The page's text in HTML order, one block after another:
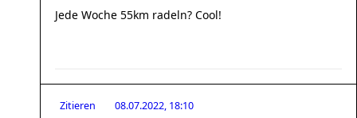
Jede Woche 55km radeln? Cool!
Zitieren 08.07.2022, 18:10